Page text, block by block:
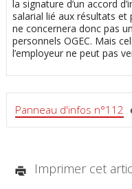
la signature d’un accord
salarial lié aux résultats et
ne concernera donc pas
personnels OGEC. Mais
l’employeur ne peut pas
Panneau d'infos n°112
Imprimer cet